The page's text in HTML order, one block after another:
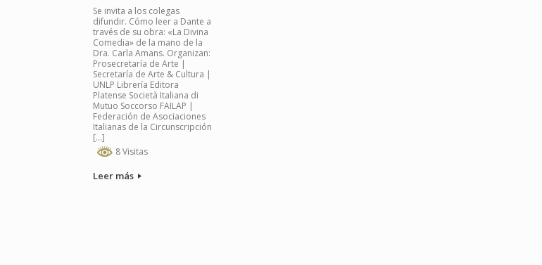
Se invita a los colegas
difundir. Cómo leer a Dante a
través de su obra: «La Divina
Comedia» de la mano de la
Dra. Carla Amans. Organizan:
Prosecretaría de Arte |
Secretaría de Arte & Cultura |
UNLP Librería Editora
Platense Società Italiana di
Mutuo Soccorso FAILAP |
Federación de Asociaciones
Italianas de la Circunscripción
[…]
8 Visitas
Leer más